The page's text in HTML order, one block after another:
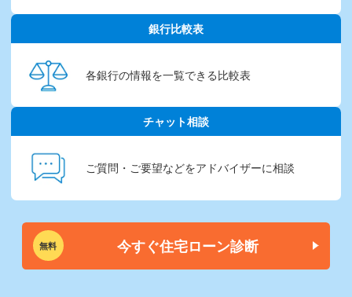
銀行比較表
各銀行の情報を一覧できる比較表
チャット相談
ご質問・ご要望などをアドバイザーに相談
無料 今すぐ住宅ローン診断